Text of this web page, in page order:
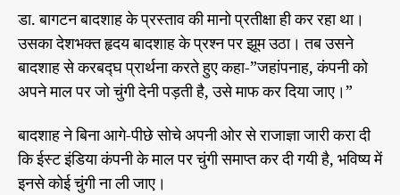
डा. बागटन बादशाह के प्रस्ताव की मानो प्रतीक्षा ही कर रहा था।
उसका देशभक्त हृदय बादशाह के प्रश्न पर झूम उठा। तब उसने
बादशाह से करबद्घ प्रार्थना करते हुए कहा-”जहांपनाह, कंपनी को
अपने माल पर जो चुंगी देनी पड़ती है, उसे माफ कर दिया जाए।”
बादशाह ने बिना आगे-पीछे सोचे अपनी ओर से राजाज्ञा जारी करा दी
कि ईस्ट इंडिया कंपनी के माल पर चुंगी समाप्त कर दी गयी है, भविष्य में
इनसे कोई चुंगी ना ली जाए।